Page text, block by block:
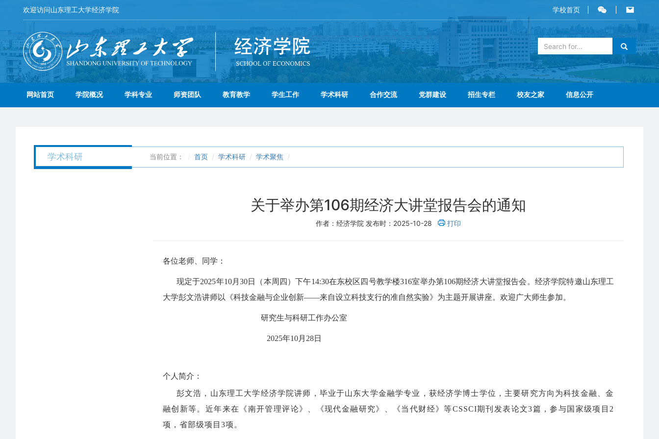
欢迎访问山东理工大学经济学院 学校首页
网站首页 学院概况 学科专业 师资团队 教育教学 学生工作 学术科研 合作交流 党群建设 招生专栏 校友之家 信息公开
学术科研 当前位置： 首页 学术科研 学术聚焦
关于举办第106期经济大讲堂报告会的通知
作者：经济学院 发布时：2025-10-28 打印
各位老师、同学：
现定于2025年10月30日（本周 四 ）下午14:30在东校区四号教学楼316室举办第106期经济大讲堂报告会。经济学院特邀山东理工
大学彭文浩讲师以《科技金融与企业创新——来自设立科技支行的准自然实验》为主题开展讲座。 欢迎广大师生参加。
研究生与科研工作办公室
2025年10月 28日
个人简介：
彭文浩，山东理工大学经济学院讲师，毕业于山东大学金融学专业，获经济学博士学位，主要研究方向为科技金融、金
融创新等。近年来在《南开管理评论》、《现代金融研究》、《当代财经》等CSSCI期刊发表论文3篇，参与国家级项目2
项，省部级项目3项。